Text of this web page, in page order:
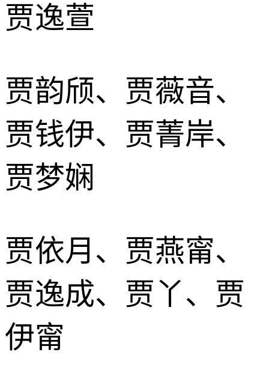
贾逸萱
贾韵颀、贾薇音、
贾钱伊、贾菁岸、
贾梦娴
贾依月、贾燕甯、
贾逸成、贾丫、贾
伊甯